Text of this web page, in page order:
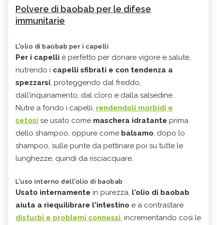
Polvere di baobab per le difese
immunitarie
L'olio di baobab per i capelli
Per i capelli è perfetto per donare vigore e salute,
nutrendo i capelli sfibrati e con tendenza a
spezzarsi, proteggendo dal freddo,
dall'inquinamento, dal cloro e dalla salsedine.
Nutre a fondo i capelli, rendendoli morbidi e
setosi se usato come maschera idratante prima
dello shampoo, oppure come balsamo, dopo lo
shampoo, sulle punte da pettinare poi su tutte le
lunghezze, quindi da risciacquare.
L'uso interno dell'olio di baobab
Usato internamente in purezza, l'olio di baobab
aiuta a riequilibrare l'intestino e a contrastare
disturbi e problemi connessi, incrementando così le